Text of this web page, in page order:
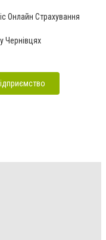
Онлайн Страхування
Чернівцях